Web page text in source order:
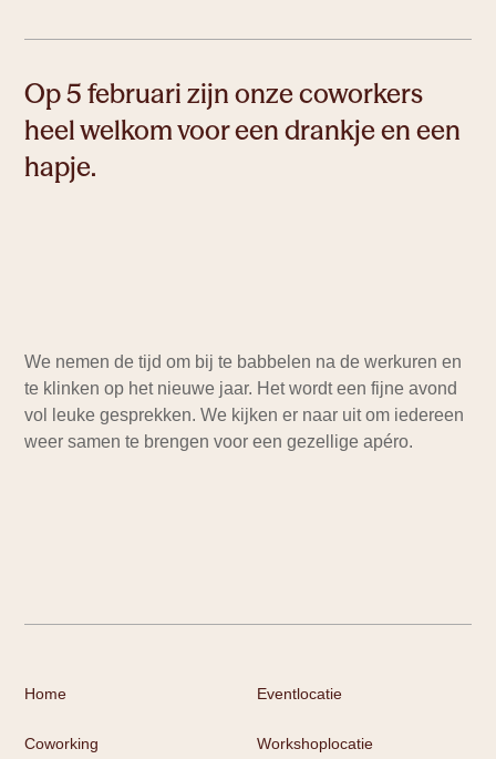
Ruimte om te connecteren
Ruimte om te creëren
Op 5 februari zijn onze coworkers
heel welkom voor een drankje en een
hapje.
We nemen de tijd om bij te babbelen na de werkuren en
te klinken op het nieuwe jaar. Het wordt een fijne avond
vol leuke gesprekken. We kijken er naar uit om iedereen
weer samen te brengen voor een gezellige apéro.
Home
Coworking
Eventlocatie
Workshoplocatie